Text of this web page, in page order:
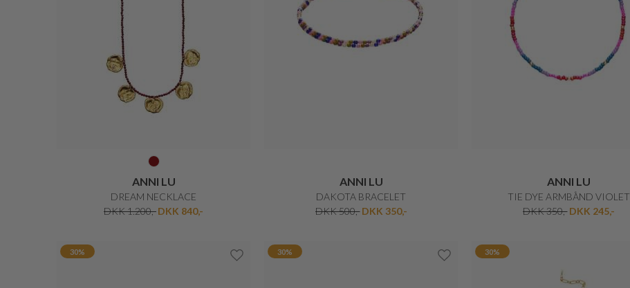
ANNI LU
DREAM NECKLACE
DKK 1.200,-DKK 840,-
ANNI LU
DAKOTA BRACELET
DKK 500,- DKK 350,-
ANNI LU
TIE DYE ARMBÅND VIOLET
DKK 350,- DKK 245,-
30% 30% 30%